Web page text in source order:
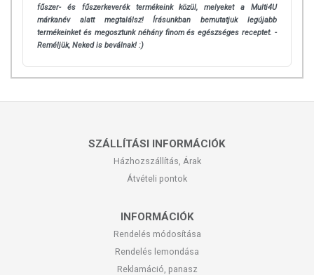
fűszer- és fűszerkeverék termékeink közül, melyeket a Multi4U
márkanév alatt megtalálsz! Írásunkban bemutatjuk legújabb
termékeinket és megosztunk néhány finom és egészséges receptet. -
Reméljük, Neked is beválnak! :)
SZÁLLÍTÁSI INFORMÁCIÓK
Házhozszállítás, Árak
Átvételi pontok
INFORMÁCIÓK
Rendelés módosítása
Rendelés lemondása
Reklamáció, panasz